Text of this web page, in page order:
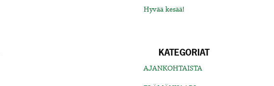
Hyvää kesää!
KATEGORIAT
AJANKOHTAISTA